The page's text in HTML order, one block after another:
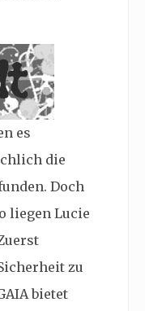
es
die
Doch
liegen Lucie
zu
bietet